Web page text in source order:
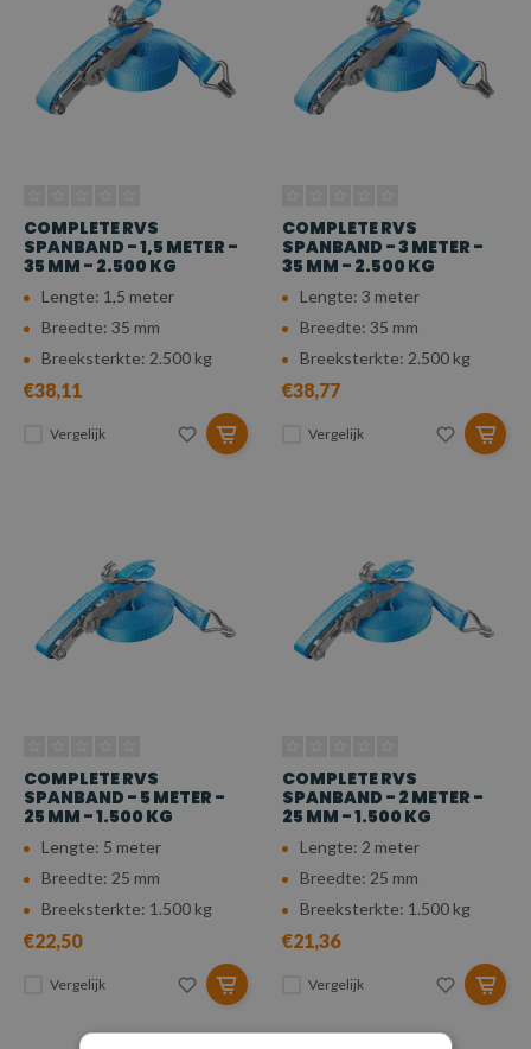
COMPLETE RVS
SPANBAND - 1,5 METER -
35 MM - 2.500 KG
Lengte: 1,5 meter
Breedte: 35 mm
Breeksterkte: 2.500 kg
€38,11
Vergelijk
COMPLETE RVS
SPANBAND - 3 METER -
35 MM - 2.500 KG
Lengte: 3 meter
Breedte: 35 mm
Breeksterkte: 2.500 kg
€38,77
Vergelijk
COMPLETE RVS
SPANBAND - 5 METER -
25 MM - 1.500 KG
Lengte: 5 meter
Breedte: 25 mm
Breeksterkte: 1.500 kg
€22,50
Vergelijk
COMPLETE RVS
SPANBAND - 2 METER -
25 MM - 1.500 KG
Lengte: 2 meter
Breedte: 25 mm
Breeksterkte: 1.500 kg
€21,36
Vergelijk